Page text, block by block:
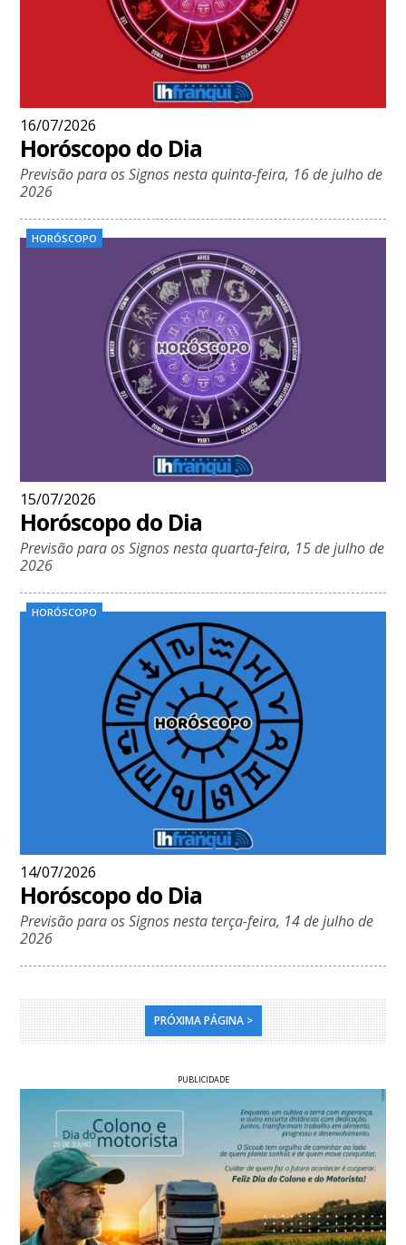
16/07/2026
Horóscopo do Dia
Previsão para os Signos nesta quinta-feira, 16 de julho de
2026
HORÓSCOPO
15/07/2026
Horóscopo do Dia
Previsão para os Signos nesta quarta-feira, 15 de julho de
2026
HORÓSCOPO
14/07/2026
Horóscopo do Dia
Previsão para os Signos nesta terça-feira, 14 de julho de
2026
PRÓXIMA PÁGINA >
PUBLICIDADE